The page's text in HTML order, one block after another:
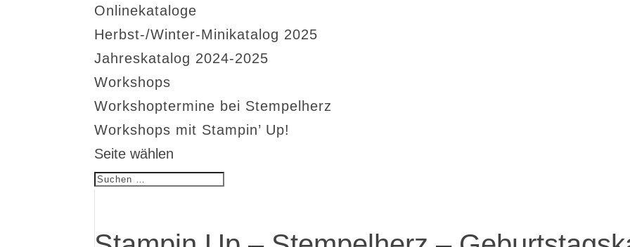
Onlinekataloge
Herbst-/Winter-Minikatalog 2025
Jahreskatalog 2024-2025
Workshops
Workshoptermine bei Stempelherz
Workshops mit Stampin’ Up!
Seite wählen